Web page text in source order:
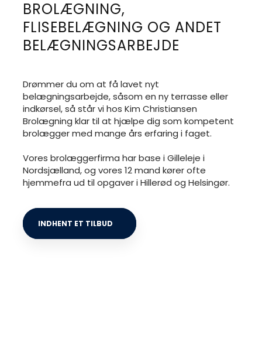
BROLÆGNING,
FLISEBELÆGNING OG ANDET
BELÆGNINGSARBEJDE
​Drømmer du om at få lavet nyt
belægningsarbejde, såsom en ny terrasse eller
indkørsel, så står vi hos Kim Christiansen
Brolægning klar til at hjælpe dig som kompetent
brolægger med mange års erfaring i faget.
​Vores brolæggerfirma har base i Gilleleje i
Nordsjælland, og vores 12 mand kører ofte
hjemmefra ud til opgaver i Hillerød og Helsingør.
INDHENT ET TILBUD